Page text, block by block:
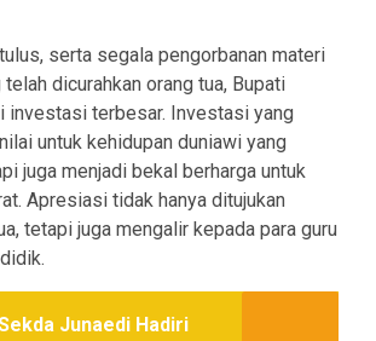
serta segala pengorbanan materi
dicurahkan orang tua, Bupati
investasi terbesar. Investasi yang
untuk kehidupan duniawi yang
juga menjadi bekal berharga untuk
Apresiasi tidak hanya ditujukan
tetapi juga mengalir kepada para guru
Junaedi Hadiri